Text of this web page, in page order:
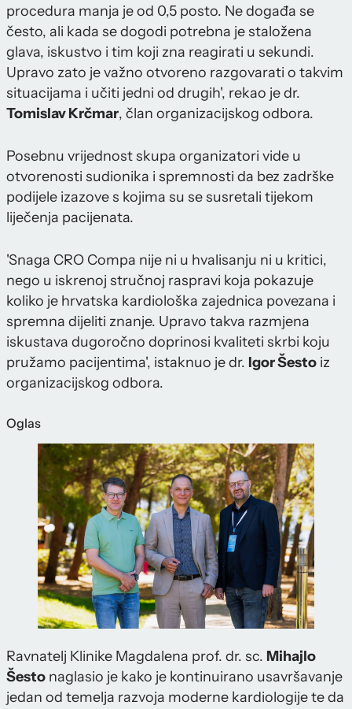
procedura manja je od 0,5 posto. Ne događa se
često, ali kada se dogodi potrebna je staložena
glava, iskustvo i tim koji zna reagirati u sekundi.
Upravo zato je važno otvoreno razgovarati o takvim
situacijama i učiti jedni od drugih', rekao je dr.
Tomislav Krčmar, član organizacijskog odbora.
Posebnu vrijednost skupa organizatori vide u
otvorenosti sudionika i spremnosti da bez zadrške
podijele izazove s kojima su se susretali tijekom
liječenja pacijenata.
'Snaga CRO Compa nije ni u hvalisanju ni u kritici,
nego u iskrenoj stručnoj raspravi koja pokazuje
koliko je hrvatska kardiološka zajednica povezana i
spremna dijeliti znanje. Upravo takva razmjena
iskustava dugoročno doprinosi kvaliteti skrbi koju
pružamo pacijentima', istaknuo je dr. Igor Šesto iz
organizacijskog odbora.
Oglas
Ravnatelj Klinike Magdalena prof. dr. sc. Mihajlo
Šesto naglasio je kako je kontinuirano usavršavanje
jedan od temelja razvoja moderne kardiologije te da